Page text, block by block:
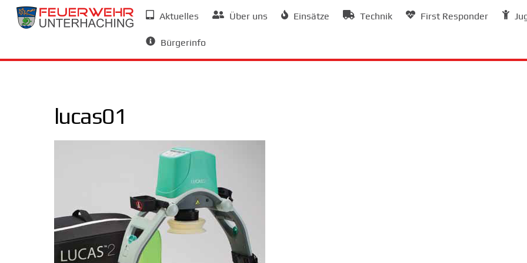
Skip
Aktuelles Über uns Einsätze Technik First Responder
Bürgerinfo
lucas01